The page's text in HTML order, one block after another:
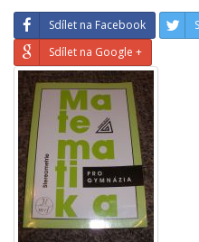
Sdílet na Facebook
Sdílet na Google +